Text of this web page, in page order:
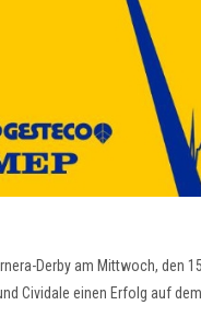
Derby am Mittwoch, den
Cividale einen Erfolg auf